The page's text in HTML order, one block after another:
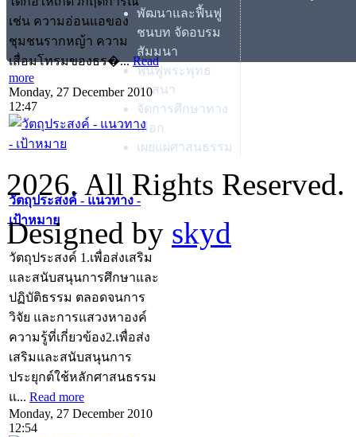
เช่น ความอ่อนแอของ
ชุมชนรากหญ้า ความ
เสื่อมโทรมของธร�...Read
more
Monday, 27 December 2010
12:47
วัตถุประสงค์ - แนวทาง -
เป้าหมาย
วัตถุประสงค์ 1.เพื่อส่งเสริม
และสนับสนุนการศึกษาและ
ปฏิบัติธรรม ตลอดจนการ
วิจัย และการแสวงหาองค์
ความรู้ที่เกี่ยวข้อง2.เพื่อส่ง
เสริมและสนับสนุนการ
ประยุกต์ใช้หลักศาสนธรรม
แ... Read more
Monday, 27 December 2010
12:54
พัฒนาและฟื้นฟู
ชนบท จัดอบรม
สัมมนา
ฟื้นฟูพระพุทธ
ศาสนา
จัดการศึกษาทาง
เลือก
เผยแผ่ศาสนธรรม
2026. All Rights Reserved.
Designed by skyd